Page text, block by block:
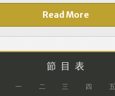
Read More
節目表
一 二 三 四 五